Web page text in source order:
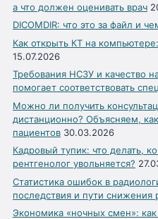
а что должен оценивать врач
DICOMDIR: что это за файл и
Как открыть КТ на
15.07.2026
Требования НСЗУ и качество
помогает соответствовать
Можно ли получить
дистанционно? Объясняем,
пациентов 30.03.2026
Кадровый тупик: что делать,
рентгенолог увольняется?
Статистика ошибок в
последствия и пути снижения
Экономика «ночных смен»: